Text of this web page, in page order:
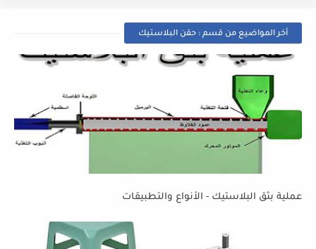
أخر المواضيع من قسم : حقن البلاستيك
عملية بثق البلاستيك - الأنواع والتطبيقات